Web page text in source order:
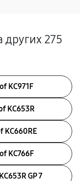
других 275
KC971F
KC653R
KC660RE
KC766F
GP 7